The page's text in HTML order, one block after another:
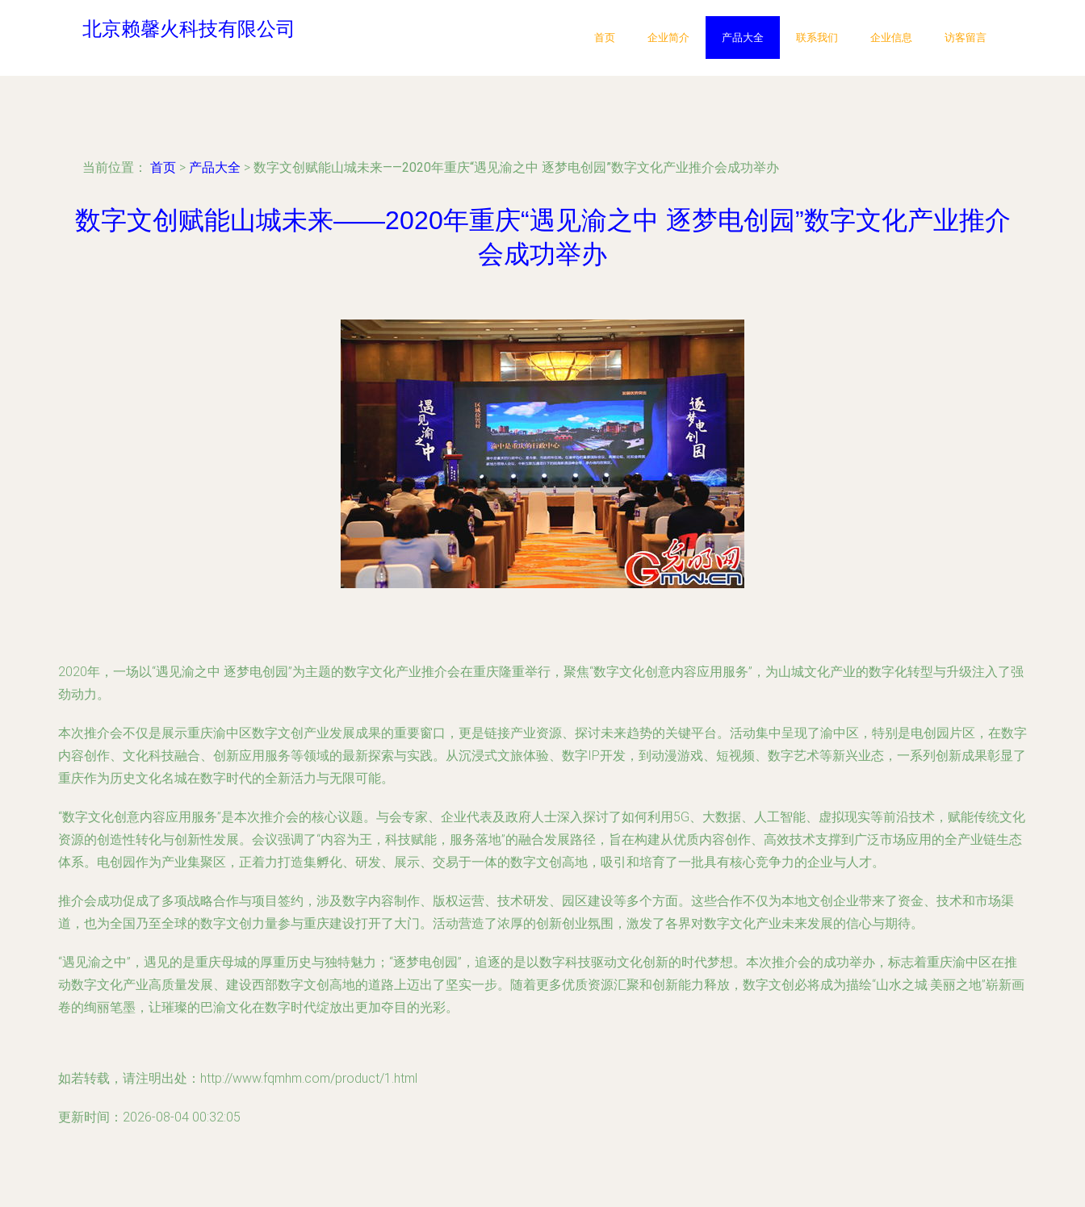
北京赖馨火科技有限公司 首页 企业简介 产品大全 联系我们 企业信息 访客留言
当前位置： 首页 > 产品大全 > 数字文创赋能山城未来——2020年重庆“遇见渝之中 逐梦电创园”数字文化产业推介会成功举办
数字文创赋能山城未来——2020年重庆“遇见渝之中 逐梦电创园”数字文化产业推介
会成功举办
2020年，一场以“遇见渝之中 逐梦电创园”为主题的数字文化产业推介会在重庆隆重举行，聚焦“数字文化创意内容应用服务”，为山城文化产业的数字化转型与升级注入了强
劲动力。
本次推介会不仅是展示重庆渝中区数字文创产业发展成果的重要窗口，更是链接产业资源、探讨未来趋势的关键平台。活动集中呈现了渝中区，特别是电创园片区，在数字
内容创作、文化科技融合、创新应用服务等领域的最新探索与实践。从沉浸式文旅体验、数字IP开发，到动漫游戏、短视频、数字艺术等新兴业态，一系列创新成果彰显了
重庆作为历史文化名城在数字时代的全新活力与无限可能。
“数字文化创意内容应用服务”是本次推介会的核心议题。与会专家、企业代表及政府人士深入探讨了如何利用5G、大数据、人工智能、虚拟现实等前沿技术，赋能传统文化
资源的创造性转化与创新性发展。会议强调了“内容为王，科技赋能，服务落地”的融合发展路径，旨在构建从优质内容创作、高效技术支撑到广泛市场应用的全产业链生态
体系。电创园作为产业集聚区，正着力打造集孵化、研发、展示、交易于一体的数字文创高地，吸引和培育了一批具有核心竞争力的企业与人才。
推介会成功促成了多项战略合作与项目签约，涉及数字内容制作、版权运营、技术研发、园区建设等多个方面。这些合作不仅为本地文创企业带来了资金、技术和市场渠
道，也为全国乃至全球的数字文创力量参与重庆建设打开了大门。活动营造了浓厚的创新创业氛围，激发了各界对数字文化产业未来发展的信心与期待。
“遇见渝之中”，遇见的是重庆母城的厚重历史与独特魅力；“逐梦电创园”，追逐的是以数字科技驱动文化创新的时代梦想。本次推介会的成功举办，标志着重庆渝中区在推
动数字文化产业高质量发展、建设西部数字文创高地的道路上迈出了坚实一步。随着更多优质资源汇聚和创新能力释放，数字文创必将成为描绘“山水之城·美丽之地”崭新画
卷的绚丽笔墨，让璀璨的巴渝文化在数字时代绽放出更加夺目的光彩。
如若转载，请注明出处：http://www.fqmhm.com/product/1.html
更新时间：2026-08-04 00:32:05